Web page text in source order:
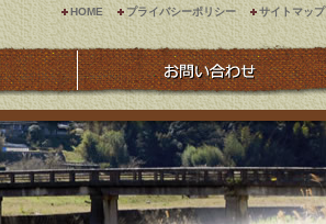
HOME プライバシーポリシー サイトマップ